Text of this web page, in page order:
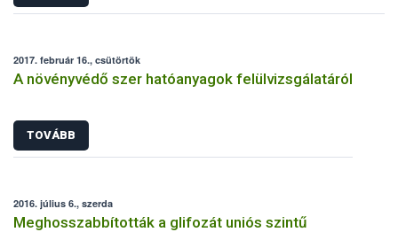
2017. február 16., csütörtök
A növényvédő szer hatóanyagok felülvizsgálatáról
TOVÁBB
2016. július 6., szerda
Meghosszabbították a glifozát uniós szintű